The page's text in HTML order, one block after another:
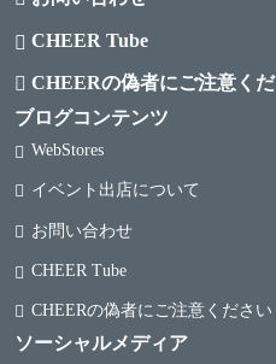
CHEER Tube
CHEERの偽者にご注意く
ブログコンテンツ
WebStores
イベント出店について
お問い合わせ
CHEER Tube
CHEERの偽者にご注意ください
ソーシャルメディア